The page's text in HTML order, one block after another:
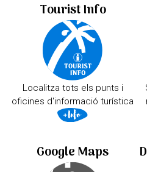
Tourist Info
Localitza tots els punts i
oficines d'informació turística
Google Maps